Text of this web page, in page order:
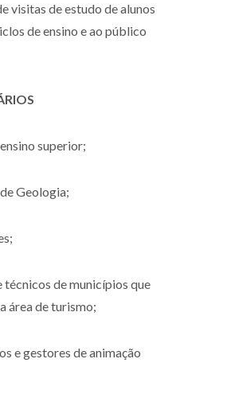
visitas de estudo de alunos
de ensino e ao público
superior;
Geologia;
técnicos de municípios que
área de turismo;
e gestores de animação